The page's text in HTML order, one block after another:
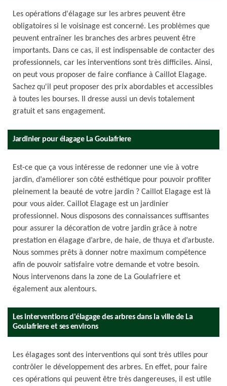
Les opérations d'élagage sur les arbres peuvent être
obligatoires si le voisinage est concerné. Les problèmes que
peuvent entraîner les branches des arbres peuvent être
importants. Dans ce cas, il est indispensable de contacter des
professionnels, car les interventions sont très difficiles. Ainsi,
on peut vous proposer de faire confiance à Caillot Elagage.
Sachez qu'il peut proposer des prix abordables et accessibles
à toutes les bourses. Il dresse aussi un devis totalement
gratuit et sans engagement.
Jardinier pour élagage La Goulafriere
Est-ce que ça vous intéresse de redonner une vie à votre
jardin, d’améliorer son côté esthétique pour pouvoir profiter
pleinement la beauté de votre jardin ? Caillot Elagage est là
pour vous aider. Caillot Elagage est un jardinier
professionnel. Nous disposons des connaissances suffisantes
pour assurer la décoration de votre jardin grâce à notre
prestation en élagage d’arbre, de haie, de thuya et d’arbuste.
Nous sommes prêts à donner notre maximum compétence
afin de pouvoir satisfaire votre demande et votre besoin.
Nous intervenons dans la zone de La Goulafriere et
également aux alentours.
Les interventions d'élagage des arbres dans la ville de La
Goulafriere et ses environs
Les élagages sont des interventions qui sont très utiles pour
contrôler le développement des arbres. En effet, pour faire
ces opérations qui peuvent être très dangereuses, il est utile